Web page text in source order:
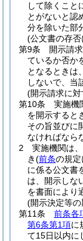
して除くこと
とがないと認
分を除いた部
(公文書の存
第9条
開示請
ているか否か
となるときは
しないで、当
(開示請求に
第10条
実施機
を開示すると
その旨並びに
なければなら
2
実施機関は
き(前条の規
に係る公文書
は、開示しな
を書面により
(開示決定等の
第11条
前条各
第6条第1項に
て15日以内に